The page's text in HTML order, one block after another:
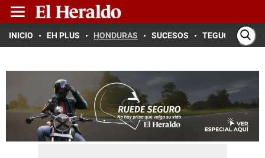
INICIO EH PLUS HONDURAS SUCESOS TEGUCIGALPA